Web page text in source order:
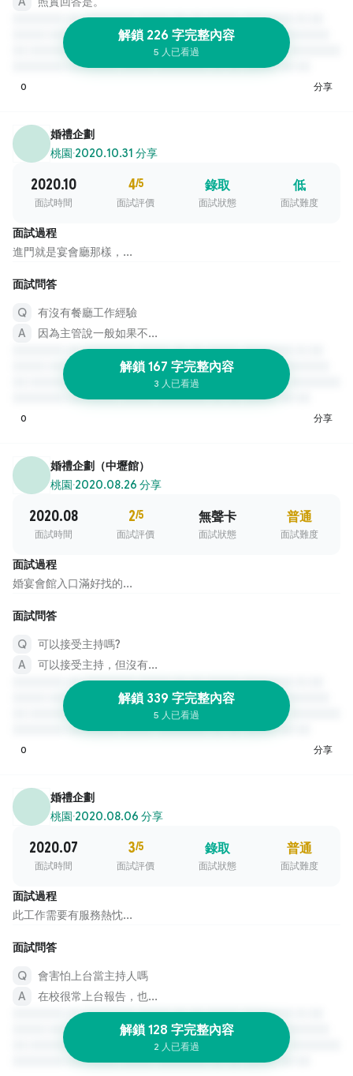
解鎖 226 字完整內容
5 人已看過
0 分享
婚禮企劃
桃園·2020.10.31 分享
2020.10
面試時間
4/5
面試評價
錄取
面試狀態
低
面試難度
面試過程
進門就是宴會廳那樣，...
面試問答
有沒有餐廳工作經驗
因為主管說一般如果不...
解鎖 167 字完整內容
3 人已看過
0 分享
婚禮企劃（中壢館）
桃園·2020.08.26 分享
2020.08
面試時間
2/5
面試評價
無聲卡
面試狀態
普通
面試難度
面試過程
婚宴會館入口滿好找的...
面試問答
可以接受主持嗎?
可以接受主持，但沒有...
解鎖 339 字完整內容
5 人已看過
0 分享
婚禮企劃
桃園·2020.08.06 分享
2020.07
面試時間
3/5
面試評價
錄取
面試狀態
普通
面試難度
面試過程
此工作需要有服務熱忱...
面試問答
會害怕上台當主持人嗎
在校很常上台報告，也...
解鎖 128 字完整內容
2 人已看過